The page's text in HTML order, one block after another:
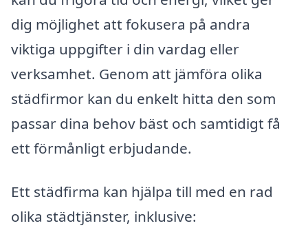
dig möjlighet att fokusera på andra
viktiga uppgifter i din vardag eller
verksamhet. Genom att jämföra olika
städfirmor kan du enkelt hitta den som
passar dina behov bäst och samtidigt få
ett förmånligt erbjudande.
Ett städfirma kan hjälpa till med en rad
olika städtjänster, inklusive: